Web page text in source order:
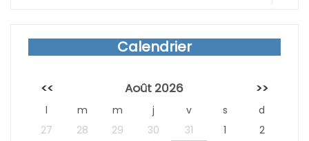
Calendrier
<< Août 2026 >>
l m m j v s
d
27
28 29 30 31 1
2